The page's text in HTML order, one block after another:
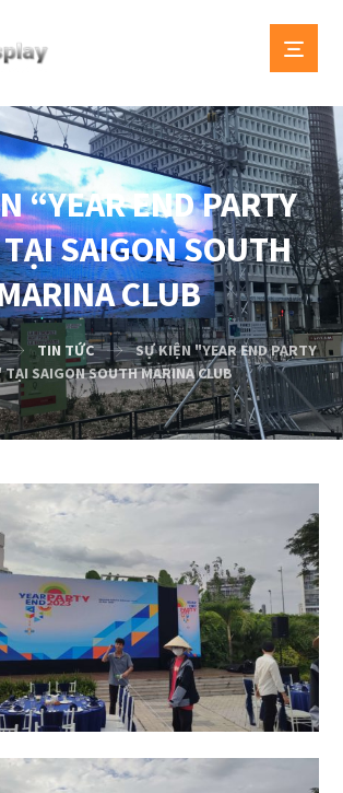
“YEAR END PARTY
SAIGON SOUTH
CLUB
TIN TỨC
SỰ KIỆN "YEAR END PARTY
SAIGON SOUTH MARINA CLUB